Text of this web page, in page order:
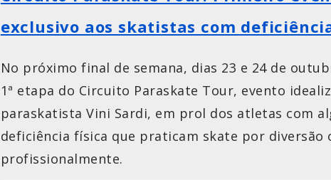
exclusivo aos skatistas com
No próximo final de semana, dias 23 e 24 de
1ª etapa do Circuito Paraskate Tour, evento
paraskatista Vini Sardi, em prol dos atletas com
deficiência física que praticam skate por diversão
profissionalmente.